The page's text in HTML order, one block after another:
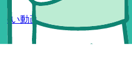
らい動画に👍をつけよう
」を